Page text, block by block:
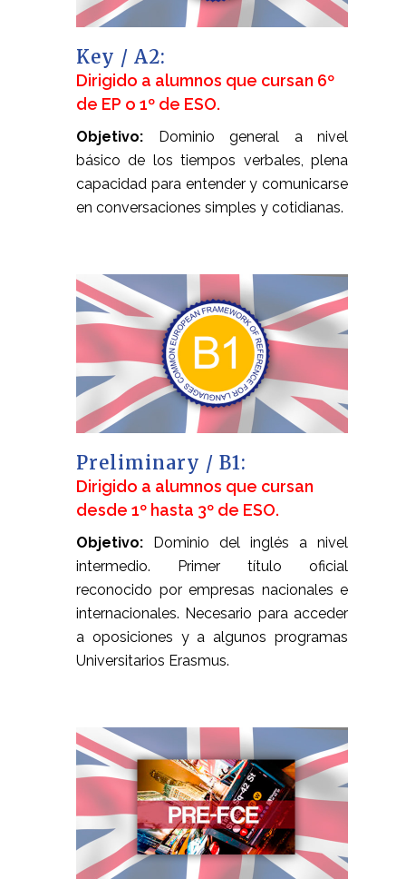
Key / A2:
Dirigido a alumnos que cursan 6º
de EP o 1º de ESO.
Objetivo: Dominio general a nivel
básico de los tiempos verbales, plena
capacidad para entender y comunicarse
en conversaciones simples y cotidianas.
Preliminary / B1:
Dirigido a alumnos que cursan
desde 1º hasta 3º de ESO.
Objetivo: Dominio del inglés a nivel
intermedio. Primer título oficial
reconocido por empresas nacionales e
internacionales. Necesario para acceder
a oposiciones y a algunos programas
Universitarios Erasmus.